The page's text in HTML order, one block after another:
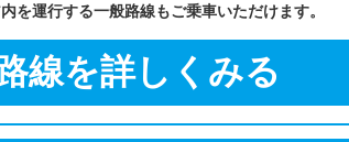
を運行する一般路線もご乗車いただけます。
線を詳しくみる